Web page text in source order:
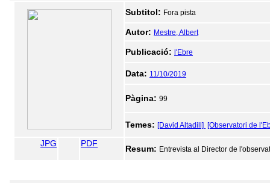
Subtitol: Fora pista
Autor: Mestre, Albert
Publicació: l'Ebre
Data: 11/10/2019
Pàgina: 99
Temes: [David Altadill] [Observatori de
JPG PDF
Resum: Entrevista al Director de